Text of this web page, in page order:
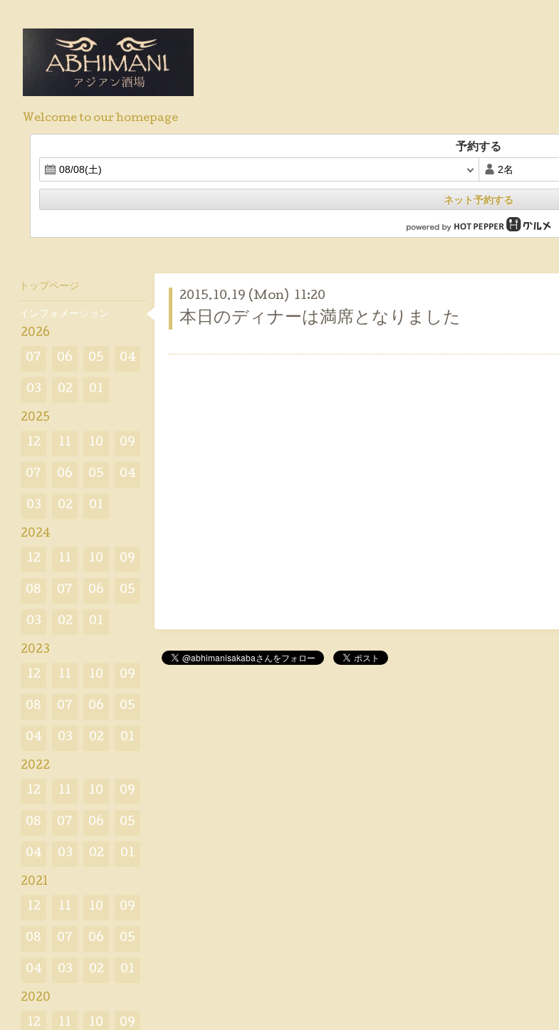
Welcome to our homepage
予約する
ネット予約する
2015.10.19 (Mon) 11:20
本日のディナーは満席となりました
トップページ
インフォメーション
2026
07 06 05 04
03 02 01
2025
12 11 10 09
07 06 05 04
03 02 01
2024
12 11 10 09
08 07 06 05
03 02 01
2023
12 11 10 09
08 07 06 05
04 03 02 01
2022
12 11 10 09
08 07 06 05
04 03 02 01
2021
12 11 10 09
08 07 06 05
04 03 02 01
2020
12 11 10 09